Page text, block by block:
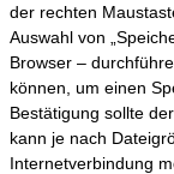
der rechten
Auswahl von
Browser –
können, um einen
Bestätigung sollte
kann je nach
Internetverbindung